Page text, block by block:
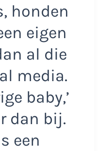
honden
eigen
al die
media.
baby,’
dan bij.
een